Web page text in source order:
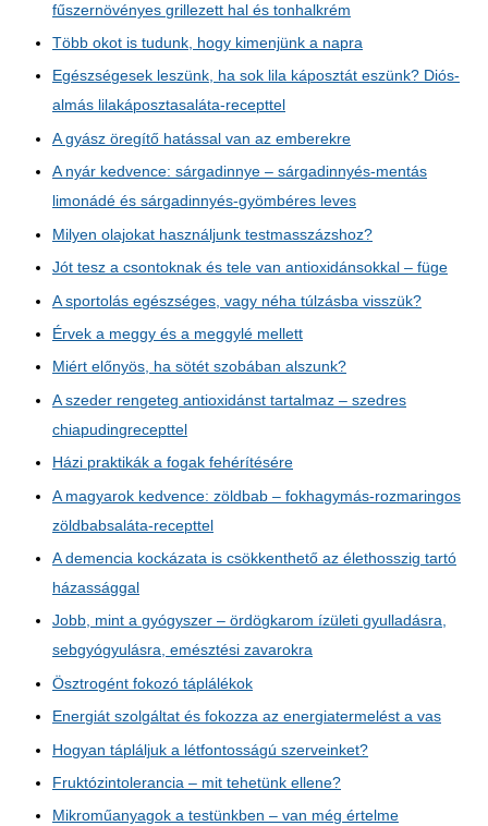
fűszernövényes grillezett hal és tonhalkrém
Több okot is tudunk, hogy kimenjünk a napra
Egészségesek leszünk, ha sok lila káposztát eszünk? Diós-
almás lilakáposztasaláta-recepttel
A gyász öregítő hatással van az emberekre
A nyár kedvence: sárgadinnye – sárgadinnyés-mentás
limonádé és sárgadinnyés-gyömbéres leves
Milyen olajokat használjunk testmasszázshoz?
Jót tesz a csontoknak és tele van antioxidánsokkal – füge
A sportolás egészséges, vagy néha túlzásba visszük?
Érvek a meggy és a meggylé mellett
Miért előnyös, ha sötét szobában alszunk?
A szeder rengeteg antioxidánst tartalmaz – szedres
chiapudingrecepttel
Házi praktikák a fogak fehérítésére
A magyarok kedvence: zöldbab – fokhagymás-rozmaringos
zöldbabsaláta-recepttel
A demencia kockázata is csökkenthető az élethosszig tartó
házassággal
Jobb, mint a gyógyszer – ördögkarom ízületi gyulladásra,
sebgyógyulásra, emésztési zavarokra
Ösztrogént fokozó táplálékok
Energiát szolgáltat és fokozza az energiatermelést a vas
Hogyan tápláljuk a létfontosságú szerveinket?
Fruktózintolerancia – mit tehetünk ellene?
Mikroműanyagok a testünkben – van még értelme